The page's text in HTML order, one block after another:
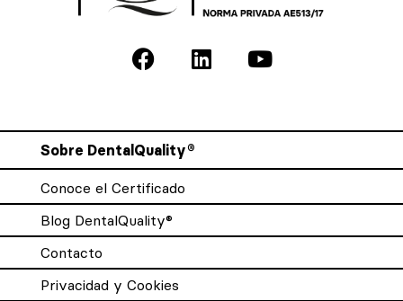
Sobre DentalQuality®
Conoce el Certificado
Blog DentalQuality®
Contacto
Privacidad y Cookies